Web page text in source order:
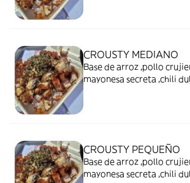
CROUSTY MEDIANO
Base de arroz ,pollo
mayonesa secreta ,chili dulce ,barbacoa y
CROUSTY PEQUEÑO
Base de arroz ,pollo
mayonesa secreta ,chili dulce ,barbacoa y